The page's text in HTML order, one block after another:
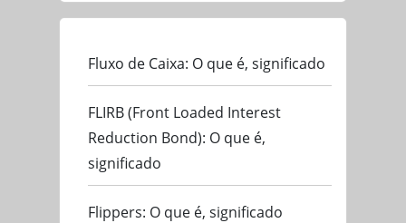
Fluxo de Caixa: O que é, significado
FLIRB (Front Loaded Interest
Reduction Bond): O que é,
significado
Flippers: O que é, significado